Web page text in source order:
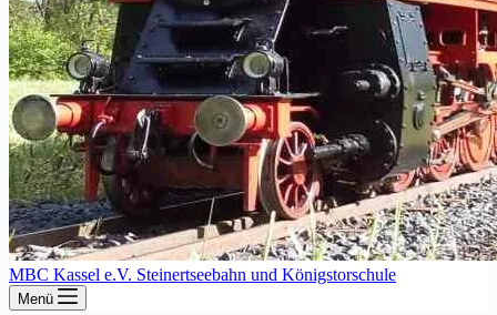
MBC Kassel e.V. Steinertseebahn und Königstorschule
Menü